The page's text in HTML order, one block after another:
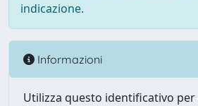
indicazione.
Informazioni
Utilizza questo identificativo